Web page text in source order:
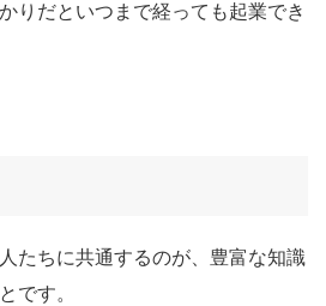
りだといつまで経っても起業でき
たちに共通するのが、豊富な知識
です。